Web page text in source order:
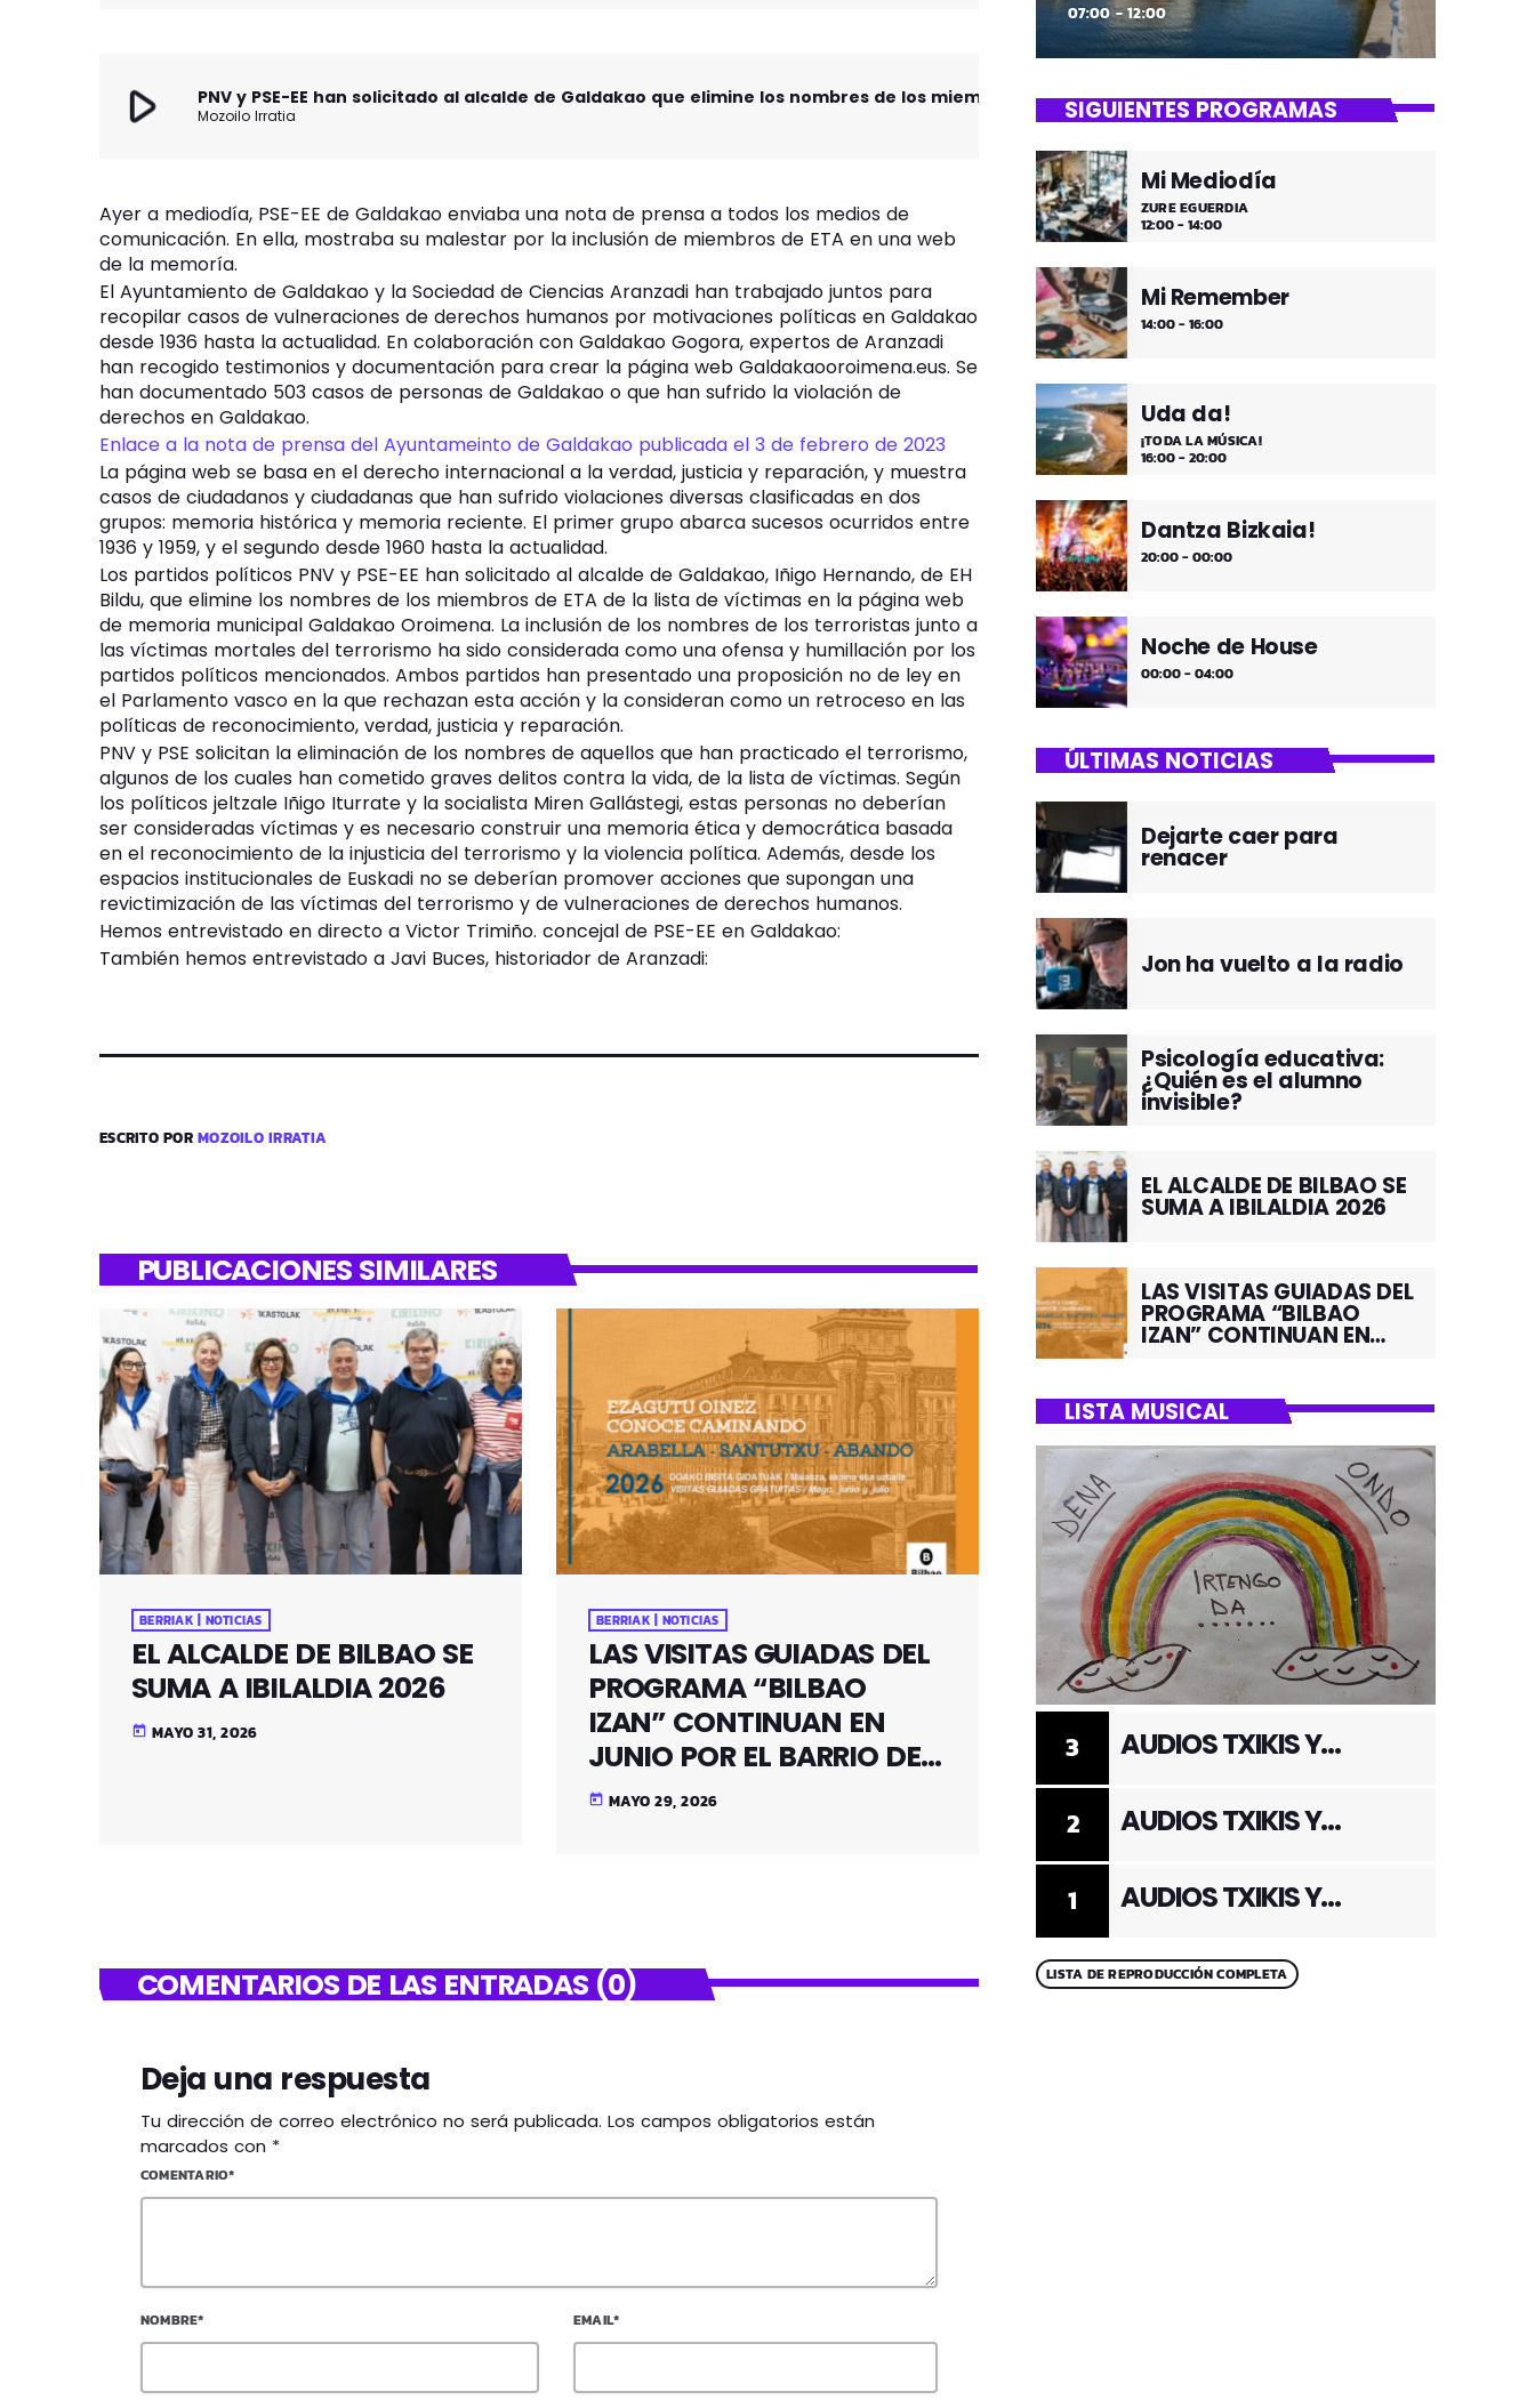
play_arrow Mozoilo Irratia
Ayer a mediodía, PSE-EE de Galdakao enviaba una nota de prensa a todos los medios de
comunicación. En ella, mostraba su malestar por la inclusión de miembros de ETA en una web
de la memoría.
El Ayuntamiento de Galdakao y la Sociedad de Ciencias Aranzadi han trabajado juntos para
recopilar casos de vulneraciones de derechos humanos por motivaciones políticas en Galdakao
desde 1936 hasta la actualidad. En colaboración con Galdakao Gogora, expertos de Aranzadi
han recogido testimonios y documentación para crear la página web Galdakaooroimena.eus. Se
han documentado 503 casos de personas de Galdakao o que han sufrido la violación de
derechos en Galdakao.
Enlace a la nota de prensa del Ayuntameinto de Galdakao publicada el 3 de febrero de 2023
La página web se basa en el derecho internacional a la verdad, justicia y reparación, y muestra
casos de ciudadanos y ciudadanas que han sufrido violaciones diversas clasificadas en dos
grupos: memoria histórica y memoria reciente. El primer grupo abarca sucesos ocurridos entre
1936 y 1959, y el segundo desde 1960 hasta la actualidad.
Los partidos políticos PNV y PSE-EE han solicitado al alcalde de Galdakao, Iñigo Hernando, de EH
Bildu, que elimine los nombres de los miembros de ETA de la lista de víctimas en la página web
de memoria municipal Galdakao Oroimena. La inclusión de los nombres de los terroristas junto a
las víctimas mortales del terrorismo ha sido considerada como una ofensa y humillación por los
partidos políticos mencionados. Ambos partidos han presentado una proposición no de ley en
el Parlamento vasco en la que rechazan esta acción y la consideran como un retroceso en las
políticas de reconocimiento, verdad, justicia y reparación.
PNV y PSE solicitan la eliminación de los nombres de aquellos que han practicado el terrorismo,
algunos de los cuales han cometido graves delitos contra la vida, de la lista de víctimas. Según
los políticos jeltzale Iñigo Iturrate y la socialista Miren Gallástegi, estas personas no deberían
ser consideradas víctimas y es necesario construir una memoria ética y democrática basada
en el reconocimiento de la injusticia del terrorismo y la violencia política. Además, desde los
espacios institucionales de Euskadi no se deberían promover acciones que supongan una
revictimización de las víctimas del terrorismo y de vulneraciones de derechos humanos.
Hemos entrevistado en directo a Victor Trimiño. concejal de PSE-EE en Galdakao:
También hemos entrevistado a Javi Buces, historiador de Aranzadi:
ESCRITO PORMOZOILO IRRATIA
PUBLICACIONES SIMILARES
BERRIAK | NOTICIAS
EL ALCALDE DE BILBAO SE
SUMA A IBILALDIA 2026
today MAYO 31, 2026
BERRIAK | NOTICIAS
LAS VISITAS GUIADAS DEL
PROGRAMA “BILBAO
IZAN” CONTINUAN EN
JUNIO POR EL BARRIO DE
SANTUTXU
today MAYO 29, 2026
COMENTARIOS DE LAS ENTRADAS (0)
Deja una respuesta
Tu dirección de correo electrónico no será publicada. Los campos obligatorios están
marcados con *
COMENTARIO*
NOMBRE* EMAIL*
07:00 - 12:00
SIGUIENTES PROGRAMAS
Mi Mediodía
ZURE EGUERDIA
12:00 - 14:00
Mi Remember
14:00 - 16:00
Uda da!
¡TODA LA MÚSICA!
16:00 - 20:00
Dantza Bizkaia!
20:00 - 00:00
Noche de House
00:00 - 04:00
ÚLTIMAS NOTICIAS
Dejarte caer para
renacer
Jon ha vuelto a la radio
Psicología educativa:
¿Quién es el alumno
invisible?
EL ALCALDE DE BILBAO SE
SUMA A IBILALDIA 2026
LAS VISITAS GUIADAS DEL
PROGRAMA “BILBAO
IZAN” CONTINUAN EN
LISTA MUSICAL
1 AUDIOS TXIKIS Y
2 AUDIOS TXIKIS Y
3 AUDIOS TXIKIS Y
LISTA DE REPRODUCCIÓN COMPLETA